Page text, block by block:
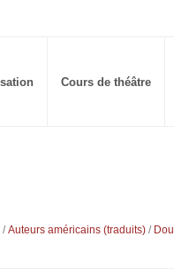
Cours de théâtre
/Auteurs américains (traduits) /